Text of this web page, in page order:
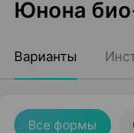
Юнона
Варианты
Все формы